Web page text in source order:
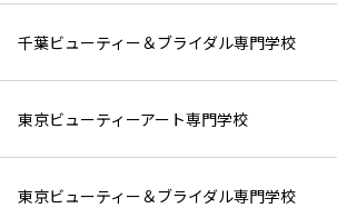
千葉ビューティー＆ブライダル専門学校
東京ビューティーアート専門学校
東京ビューティー＆ブライダル専門学校